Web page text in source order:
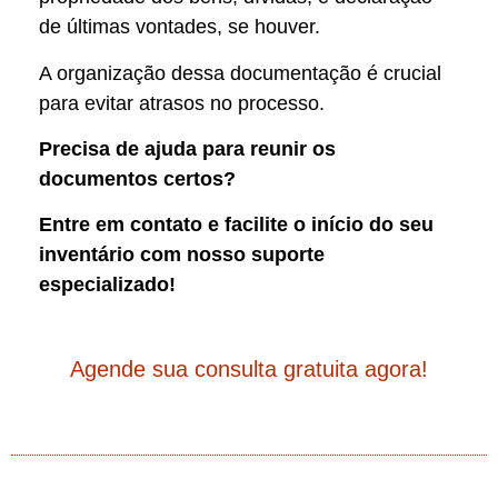
de últimas vontades, se houver.
A organização dessa documentação é crucial
para evitar atrasos no processo.
Precisa de ajuda para reunir os
documentos certos?
Entre em contato e facilite o início do seu
inventário com nosso suporte
especializado!
Agende sua consulta gratuita agora!